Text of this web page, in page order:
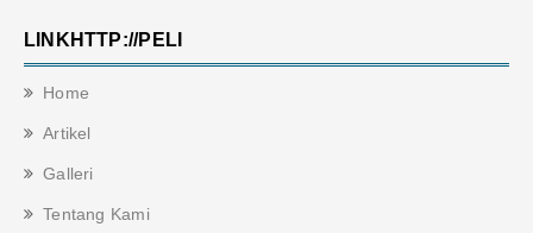
LINKHTTP://PELI
Home
Artikel
Galleri
Tentang Kami